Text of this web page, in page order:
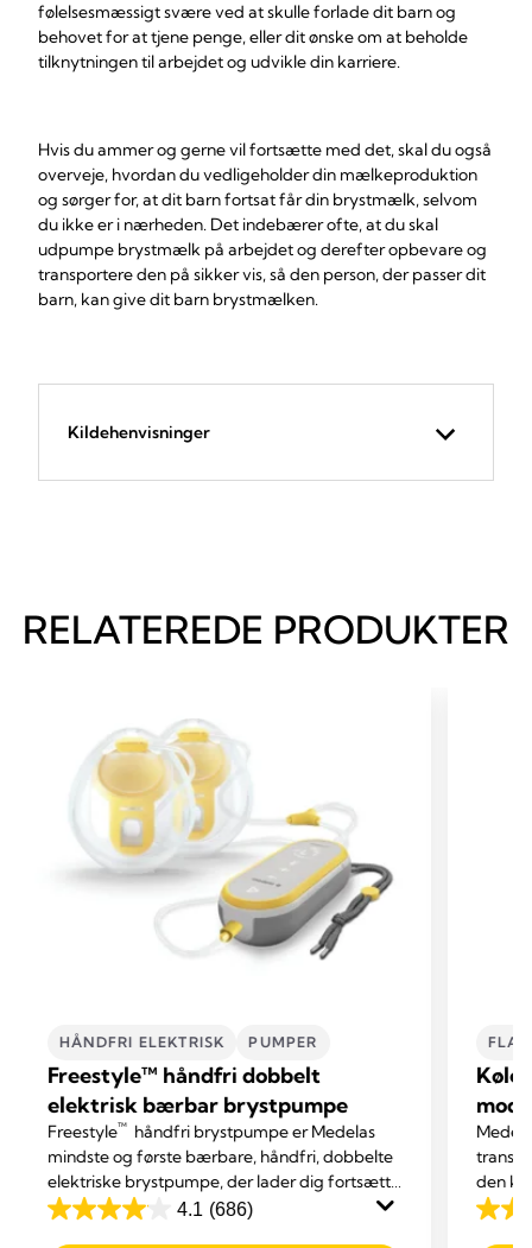
følelsesmæssigt svære ved at skulle forlade dit barn og
behovet for at tjene penge, eller dit ønske om at beholde
tilknytningen til arbejdet og udvikle din karriere.
Hvis du ammer og gerne vil fortsætte med det, skal du også
overveje, hvordan du vedligeholder din mælkeproduktion
og sørger for, at dit barn fortsat får din brystmælk, selvom
du ikke er i nærheden. Det indebærer ofte, at du skal
udpumpe brystmælk på arbejdet og derefter opbevare og
transportere den på sikker vis, så den person, der passer dit
barn, kan give dit barn brystmælken.
Kildehenvisninger
RELATEREDE PRODUKTER
HÅNDFRI ELEKTRISK PUMPER
Freestyle™ håndfri dobbelt
elektrisk bærbar brystpumpe
Freestyle™ håndfri brystpumpe er Medelas
mindste og første bærbare, håndfri, dobbelte
elektriske brystpumpe, der lader dig fortsætte
dine øvrige gøremål, mens du pumper mælk
4.1 (686)
4.1
den
4.7